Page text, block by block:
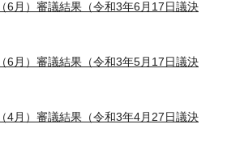
6月）審議結果（令和3年6月17日議決
6月）審議結果（令和3年5月17日議決
4月）審議結果（令和3年4月27日議決